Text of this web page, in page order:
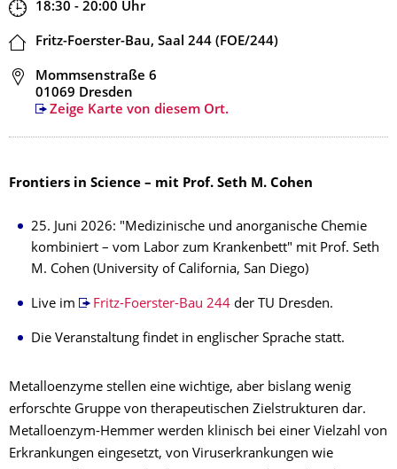
Zeit
18:30 - 20:00 Uhr
Ort
Fritz-Foerster-Bau, Saal 244 (FOE/244)
Adresse
Mommsenstraße 6
01069 Dresden
Zeige Karte von diesem Ort.
Frontiers in Science – mit Prof. Seth M. Cohen
25. Juni 2026: "Medizinische und anorganische Chemie
kombiniert – vom Labor zum Krankenbett" mit Prof. Seth
M. Cohen (University of California, San Diego)
Live im Fritz-Foerster-Bau 244der TU Dresden.
Die Veranstaltung findet in englischer Sprache statt.
Metalloenzyme stellen eine wichtige, aber bislang wenig
erforschte Gruppe von therapeutischen Zielstrukturen dar.
Metalloenzym-Hemmer werden klinisch bei einer Vielzahl von
Erkrankungen eingesetzt, von Viruserkrankungen wie